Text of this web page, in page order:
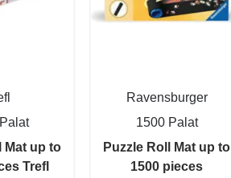
Mat up to
Trefl
Ravensburger
1500 Palat
Puzzle Roll Mat up to
1500 pieces